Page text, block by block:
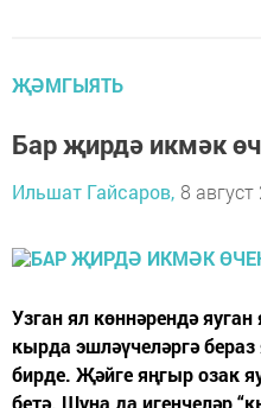
ҖӘМГЫЯТЬ
Бар җирдә икмәк
Ильшат Гайсаров, 8
Узган ял көннәрендә
кырда эшләүчеләргә
бирде. Җәйге яңгыр озак